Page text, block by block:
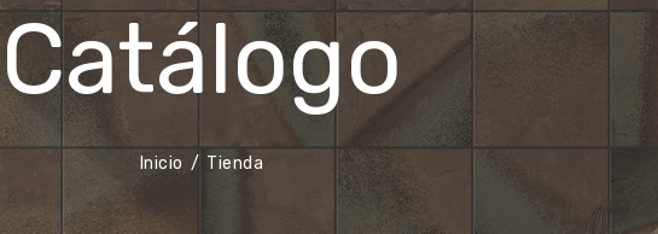
Catálogo
Inicio Tienda